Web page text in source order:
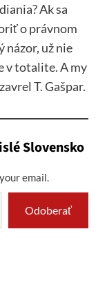
Ak sa
o právnom
názor, už nie
v totalite. A my
T. Gašpar.
Slovensko
email.
Odoberať